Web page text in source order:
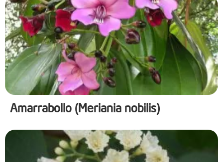
Amarrabollo (Meriania nobilis)